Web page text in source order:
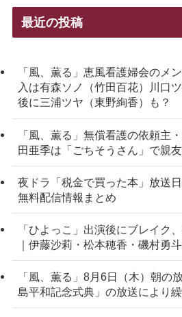
最近の投稿
「風、薫る」恵風看護婦会の
入は有森ソノ（竹田百花）川口
後に三浦ツヤ（東野絢香）も？
「風、薫る」無償看護の依頼
田亜季は「ごちそうさん」で親
夜ドラ「税金で買った本」放送
無料配信情報まとめ
「ひよっこ」出演後にブレイク
｜伊藤沙莉・松本穂香・磯村勇
「風、薫る」8月6日（木）朝
島平和記念式典」の放送により